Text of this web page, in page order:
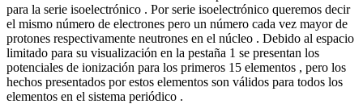
para la serie isoelectrónico . Por serie isoelectrónico queremos decir
el mismo número de electrones pero un número cada vez mayor de
protones respectivamente neutrones en el núcleo . Debido al espacio
limitado para su visualización en la pestaña 1 se presentan los
potenciales de ionización para los primeros 15 elementos , pero los
hechos presentados por estos elementos son válidos para todos los
elementos en el sistema periódico .